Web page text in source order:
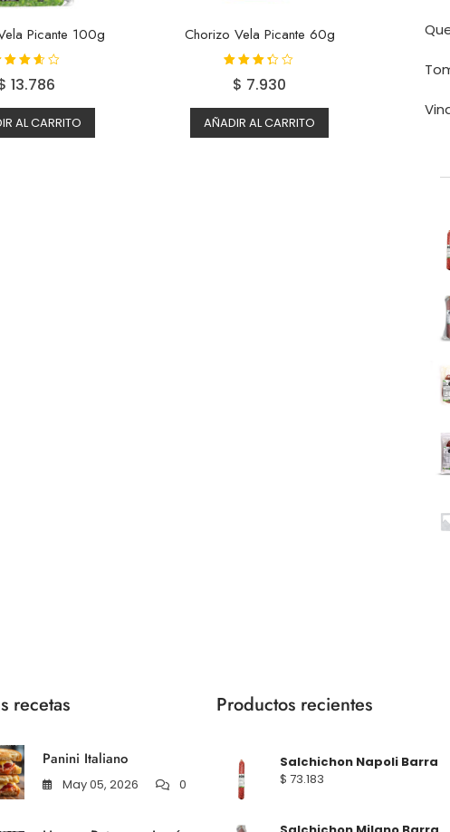
Picante 100g
con
de 5
13.786
AL CARRITO
Chorizo Vela Picante 60g
Valorado
con
de 5
$ 7.930
AÑADIR AL CARRITO
recetas
Panini Italiano
May 05, 2026 0
Productos recientes
Salchichon Napoli Barra
$ 73.183